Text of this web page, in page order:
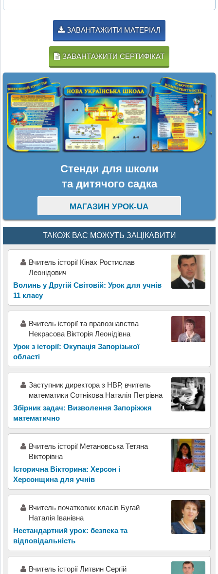
ЗАВАНТАЖИТИ МАТЕРІАЛ
ЗАВАНТАЖИТИ СЕРТИФІКАТ
Стенди для школи
та дитячого садка
МАГАЗИН УРОК-UA
ТАКОЖ ВАС МОЖУТЬ ЗАЦІКАВИТИ
Вчитель історії Кінах Ростислав
Леонідович
Волинь у Другій Світовій: Урок для учнів
11 класу
Вчитель історії та правознавства
Некрасова Вікторія Леонідівна
Урок з історії: Окупація Запорізької
області
Заступник директора з НВР, вчитель
математики Сотнікова Наталія Петрівна
Збірник задач: Визволення Запоріжжя
математично
Вчитель історії Метановська Тетяна
Вікторівна
Історична Вікторина: Херсон і
Херсонщина для учнів
Вчитель початкових класів Бугай
Наталія Іванівна
Нестандартний урок: безпека та
відповідальність
Вчитель історії Литвин Сергій